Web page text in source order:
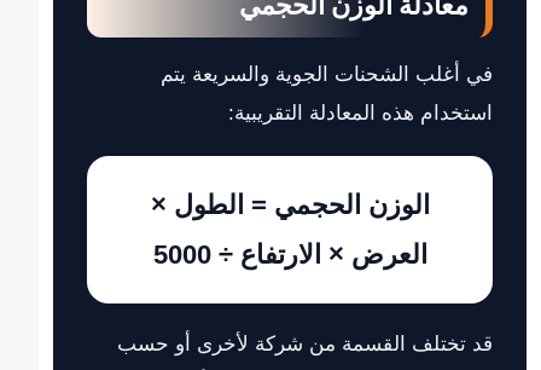
في أغلب الشحنات الجوية والسريعة يتم
استخدام هذه المعادلة التقريبية:
الوزن الحجمي = الطول ×
العرض × الارتفاع ÷ 5000
قد تختلف القسمة من شركة لأخرى أو حسب